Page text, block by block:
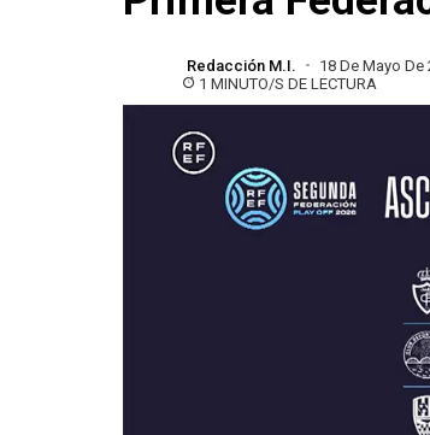
Redacción M.I.
18 De Mayo De
1 MINUTO/S DE LECTURA